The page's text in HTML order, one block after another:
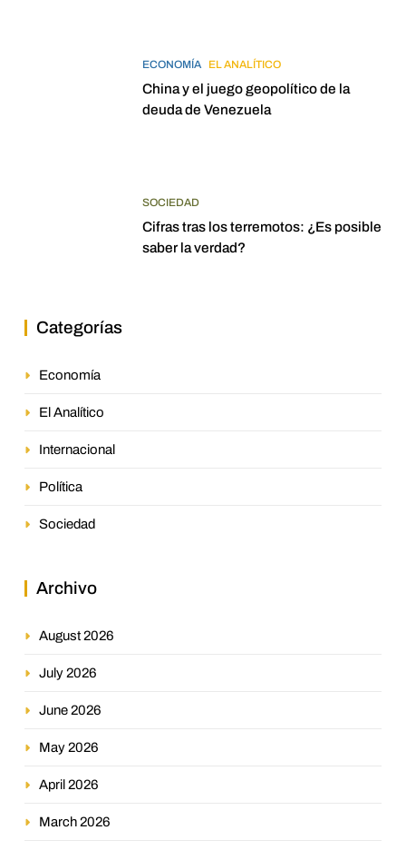
ECONOMÍA EL ANALÍTICO
China y el juego geopolítico de la
deuda de Venezuela
SOCIEDAD
Cifras tras los terremotos: ¿Es posible
saber la verdad?
Categorías
Economía
El Analítico
Internacional
Política
Sociedad
Archivo
August 2026
July 2026
June 2026
May 2026
April 2026
March 2026